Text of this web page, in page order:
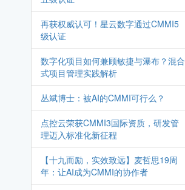
再获权威认可！星云数字通过CMMI5
级认证
数字化项目如何兼顾敏捷与瀑布？混合
式项目管理实践解析
丛斌博士：被AI的CMMI可行么？
点控云荣获CMMI3国际资质，研发管
理迈入标准化新征程
【十九而励，实效致远】麦哲思19周
年：让AI成为CMMI的协作者